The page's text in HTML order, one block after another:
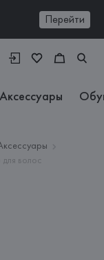
Перейти
Аксессуары
волос